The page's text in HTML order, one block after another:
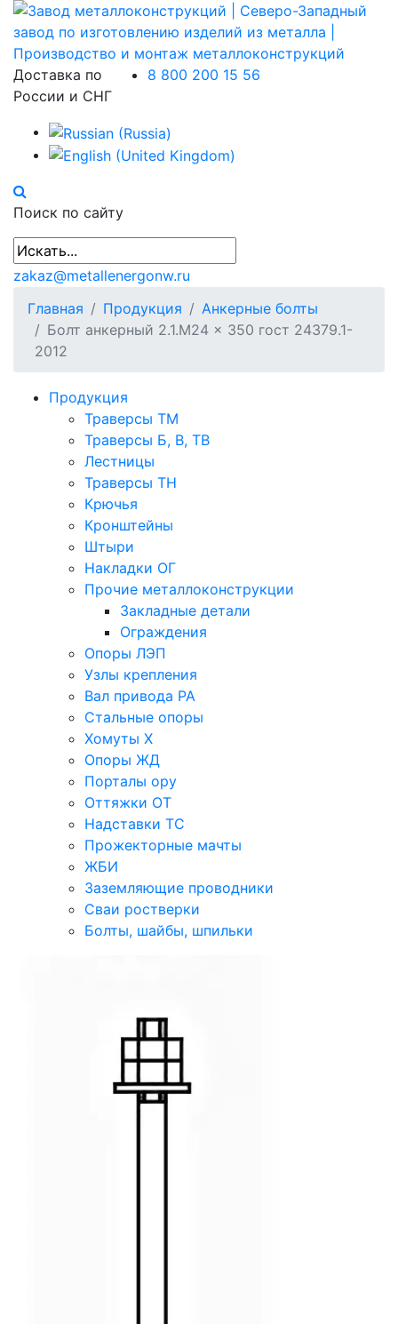
Доставка по
России и СНГ
8 800 200 15 56
Поиск по сайту
zakaz@metallenergonw.ru
Главная
Продукция
Анкерные болты
Болт анкерный 2.1.М24 × 350 гост 24379.1-
2012
Продукция
Траверсы ТМ
Траверсы Б, В, ТВ
Лестницы
Траверсы ТН
Крючья
Кронштейны
Штыри
Накладки ОГ
Прочие металлоконструкции
Закладные детали
Ограждения
Опоры ЛЭП
Узлы крепления
Вал привода РА
Стальные опоры
Хомуты Х
Опоры ЖД
Порталы ору
Оттяжки ОТ
Надставки ТС
Прожекторные мачты
ЖБИ
Заземляющие проводники
Сваи ростверки
Болты, шайбы, шпильки